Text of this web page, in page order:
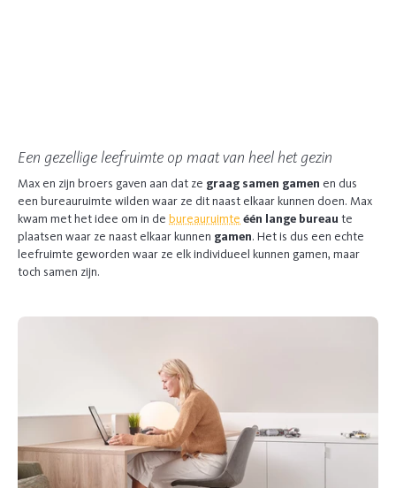
Een gezellige leefruimte op maat van heel het gezin
Max en zijn broers gaven aan dat ze graag samen gamen en dus
een bureauruimte wilden waar ze dit naast elkaar kunnen doen. Max
kwam met het idee om in de bureauruimte één lange bureaute
plaatsen waar ze naast elkaar kunnen gamen. Het is dus een echte
leefruimte geworden waar ze elk individueel kunnen gamen, maar
toch samen zijn.